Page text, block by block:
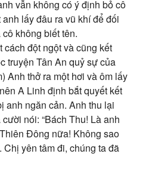
vẫn không có ý định bỏ cô
lấy đâu ra vũ khí để đối
không biết tên.
đột ngột và cũng kết
truyện Tân An quỷ sự của
Anh thở ra một hơi và ôm lấy
A Linh định bắt quyết kết
anh ngăn cản. Anh thu lại
nói: “Bách Thu! Là anh
Đông nữa! Không sao
yên tâm đi, chúng ta đã